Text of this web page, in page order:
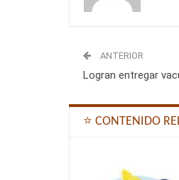
ANTERIOR
Logran entregar
⭐ CONTENIDO